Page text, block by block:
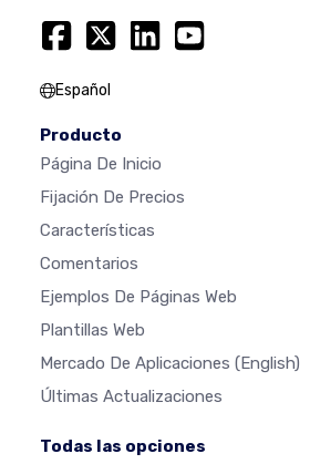
Español
Producto
Página De Inicio
Fijación De Precios
Características
Comentarios
Ejemplos De Páginas Web
Plantillas Web
Mercado De Aplicaciones (English)
Últimas Actualizaciones
Todas las opciones